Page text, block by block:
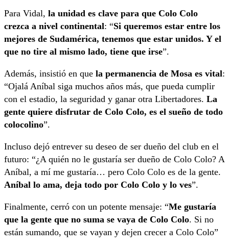
Para Vidal, la unidad es clave para que Colo Colo
crezca a nivel continental: “Si queremos estar entre los
mejores de Sudamérica, tenemos que estar unidos. Y el
que no tire al mismo lado, tiene que irse”.
Además, insistió en que la permanencia de Mosa es vital:
“Ojalá Aníbal siga muchos años más, que pueda cumplir
con el estadio, la seguridad y ganar otra Libertadores. La
gente quiere disfrutar de Colo Colo, es el sueño de todo
colocolino”.
Incluso dejó entrever su deseo de ser dueño del club en el
futuro: “¿A quién no le gustaría ser dueño de Colo Colo? A
Aníbal, a mí me gustaría… pero Colo Colo es de la gente.
Aníbal lo ama, deja todo por Colo Colo y lo ves”.
Finalmente, cerró con un potente mensaje: “Me gustaría
que la gente que no suma se vaya de Colo Colo. Si no
están sumando, que se vayan y dejen crecer a Colo Colo”